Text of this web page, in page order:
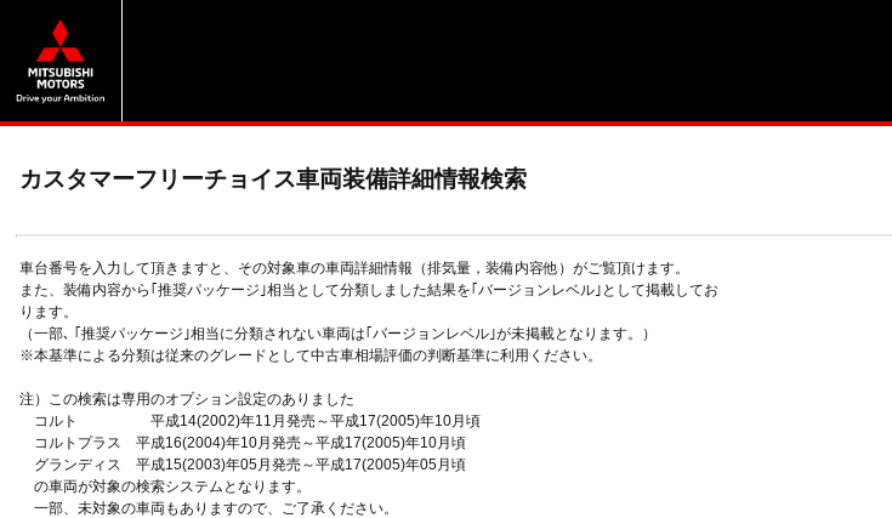
カスタマーフリーチョイス車両装備詳細情報検索
車台番号を入力して頂きますと、その対象車の車両詳細情報（排気量，装備内容他）がご覧頂けます。
また、装備内容から｢推奨パッケージ｣相当として分類しました結果を｢バージョンレベル｣として掲載してお
ります。
（一部､ ｢推奨パッケージ｣相当に分類されない車両は｢バージョンレベル｣が未掲載となります。）
※本基準による分類は従来のグレードとして中古車相場評価の判断基準に利用ください。
注）この検索は専用のオプション設定のありました
コルト 平成14(2002)年11月発売～平成17(2005)年10月頃
コルトプラス 平成16(2004)年10月発売～平成17(2005)年10月頃
グランディス 平成15(2003)年05月発売～平成17(2005)年05月頃
の車両が対象の検索システムとなります。
一部、未対象の車両もありますので、ご了承ください。